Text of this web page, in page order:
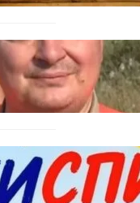
ще
онлайн
за ХИВ